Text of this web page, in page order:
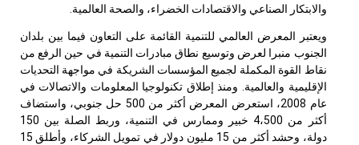
والابتكار الصناعي والاقتصادات الخضراء، والصحة العالمية.
ويعتبر المعرض العالمي للتنمية القائمة على التعاون فيما بين بلدان
الجنوب منبرا لعرض وتوسيع نطاق مبادرات التنمية في حين الرفع من
نقاط القوة المكملة لجميع المؤسسات الشريكة في مواجهة التحديات
الإقليمية والعالمية. ومنذ إطلاق تكنولوجيا المعلومات والاتصالات في
عام 2008، استعرض المعرض أكثر من 500 حل جنوبي، واستضاف
أكثر من 4،500 خبير وممارس في التنمية، وربط الصلة بين 150
دولة، وحشد أكثر من 15 مليون دولار في تمويل الشركاء، وأطلق 15